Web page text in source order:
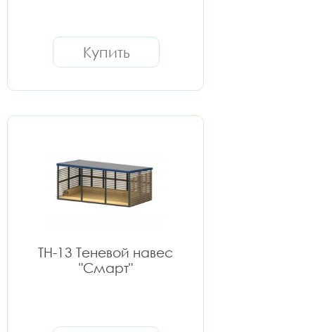
Купить
ТН-13 Теневой навес
"Смарт"